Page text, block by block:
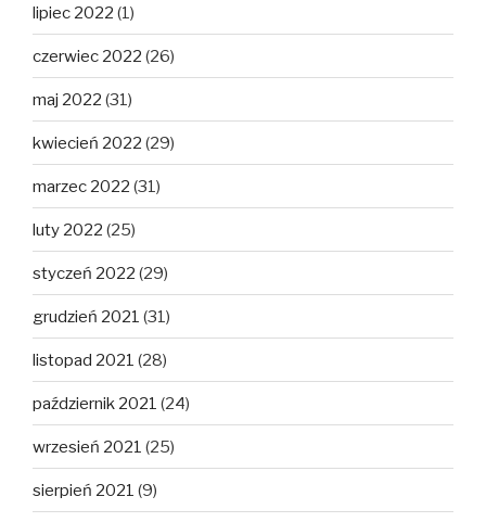
lipiec 2022 (1)
czerwiec 2022 (26)
maj 2022 (31)
kwiecień 2022 (29)
marzec 2022 (31)
luty 2022 (25)
styczeń 2022 (29)
grudzień 2021 (31)
listopad 2021 (28)
październik 2021 (24)
wrzesień 2021 (25)
sierpień 2021 (9)